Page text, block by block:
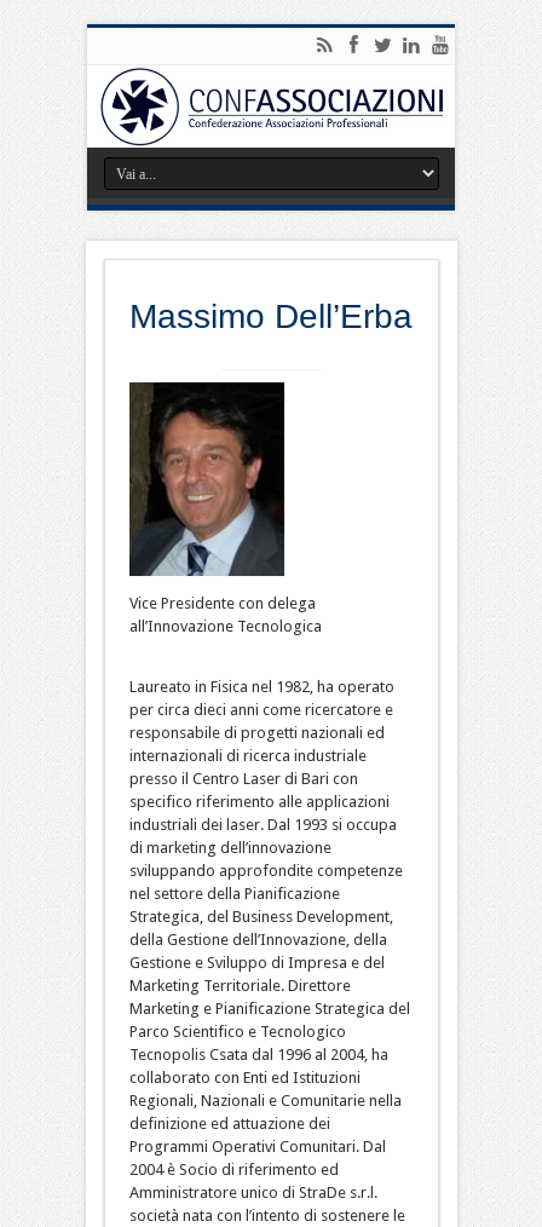
Massimo Dell’Erba
Vice Presidente con delega
all’Innovazione Tecnologica
Laureato in Fisica nel 1982, ha operato
per circa dieci anni come ricercatore e
responsabile di progetti nazionali ed
internazionali di ricerca industriale
presso il Centro Laser di Bari con
specifico riferimento alle applicazioni
industriali dei laser. Dal 1993 si occupa
di marketing dell’innovazione
sviluppando approfondite competenze
nel settore della Pianificazione
Strategica, del Business Development,
della Gestione dell’Innovazione, della
Gestione e Sviluppo di Impresa e del
Marketing Territoriale. Direttore
Marketing e Pianificazione Strategica del
Parco Scientifico e Tecnologico
Tecnopolis Csata dal 1996 al 2004, ha
collaborato con Enti ed Istituzioni
Regionali, Nazionali e Comunitarie nella
definizione ed attuazione dei
Programmi Operativi Comunitari. Dal
2004 è Socio di riferimento ed
Amministratore unico di StraDe s.r.l.
società nata con l’intento di sostenere le